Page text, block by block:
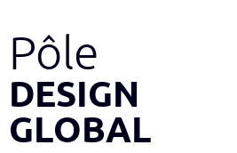
Pôle
DESIGN
GLOBAL